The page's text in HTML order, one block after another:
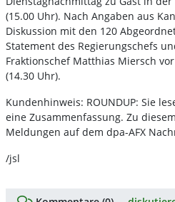
(15.00 Uhr). Nach Angaben aus
Diskussion mit den 120
Statement des Regierungschefs
Fraktionschef Matthias Miersch
(14.30 Uhr).
Kundenhinweis: ROUNDUP: Sie
eine Zusammenfassung. Zu
Meldungen auf dem dpa-AFX
/jsl